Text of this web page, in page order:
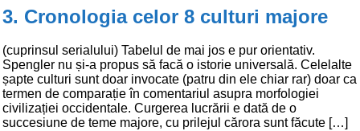
3. Cronologia celor 8 culturi majore
(cuprinsul serialului) Tabelul de mai jos e pur orientativ.
Spengler nu și-a propus să facă o istorie universală. Celelalte
șapte culturi sunt doar invocate (patru din ele chiar rar) doar ca
termen de comparație în comentariul asupra morfologiei
civilizației occidentale. Curgerea lucrării e dată de o
succesiune de teme majore, cu prilejul cărora sunt făcute […]